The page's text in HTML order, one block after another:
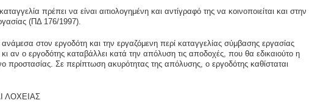
πρέπει να είναι αιτιολογημένη και αντίγραφό της να κοινοποιείται και στην
(ΠΔ 176/1997).
στον εργοδότη και την εργαζόμενη περί καταγγελίας σύμβασης εργασίας
αν ο εργοδότης καταβάλλει κατά την απόλυση τις αποδοχές, που θα εδικαιούτο η
προστασίας. Σε περίπτωση ακυρότητας της απόλυσης, ο εργοδότης καθίσταται
ΛΟΧΕΙΑΣ